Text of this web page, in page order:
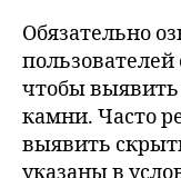
Обязательно
чтобы
камни. Часто
выявить
указаны в